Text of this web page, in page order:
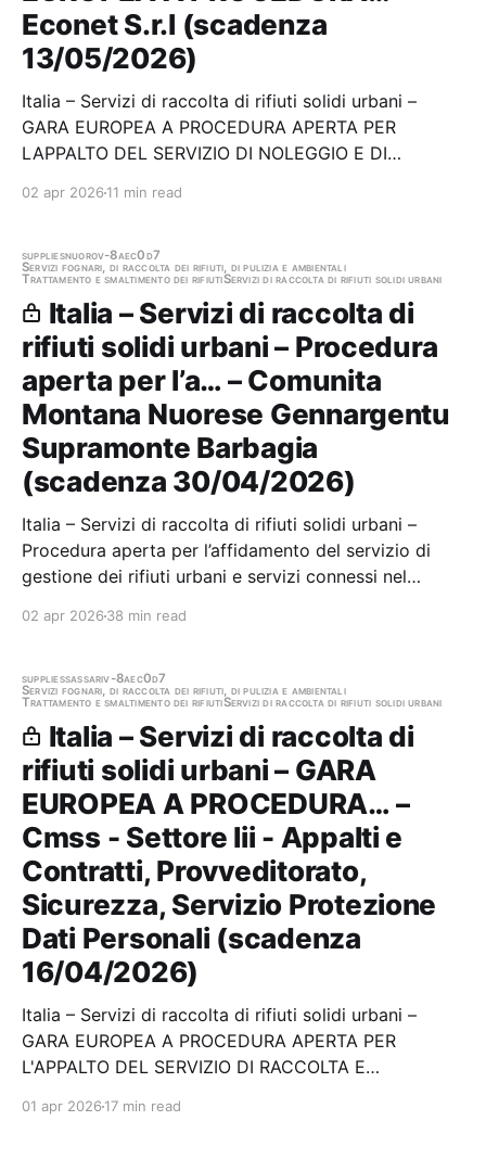
Econet S.r.l (scadenza
13/05/2026)
Italia – Servizi di raccolta di rifiuti solidi urbani –
GARA EUROPEA A PROCEDURA APERTA PER
LAPPALTO DEL SERVIZIO DI NOLEGGIO E DI
RACCOLTA DEL VETRO CODICE EER 15.01.07 OLTRE
SCARRABILI/CONTENITORI IN METALLO PRESSO I
CENTRI DI RACCOLTA DI…
02 apr 2026 11 min read
suppliesnuorov-8aec0d7
Servizi fognari, di raccolta dei rifiuti, di pulizia e ambientali
Trattamento e smaltimento dei rifiutiServizi di raccolta di rifiuti solidi urbani
Italia – Servizi di raccolta di
rifiuti solidi urbani – Procedura
aperta per l’a… – Comunita
Montana Nuorese Gennargentu
Supramonte Barbagia
(scadenza 30/04/2026)
Italia – Servizi di raccolta di rifiuti solidi urbani –
Procedura aperta per l’affidamento del servizio di
gestione dei rifiuti urbani e servizi connessi nel
Roccadoria, Padria, Romana e Villanova Monteleone
02 apr 2026 38 min read
suppliessassariv-8aec0d7
Servizi fognari, di raccolta dei rifiuti, di pulizia e ambientali
Trattamento e smaltimento dei rifiutiServizi di raccolta di rifiuti solidi urbani
Italia – Servizi di raccolta di
rifiuti solidi urbani – GARA
EUROPEA A PROCEDURA… –
Cmss - Settore Iii - Appalti e
Contratti, Provveditorato,
Sicurezza, Servizio Protezione
Dati Personali (scadenza
16/04/2026)
Italia – Servizi di raccolta di rifiuti solidi urbani –
GARA EUROPEA A PROCEDURA APERTA PER
L'APPALTO DEL SERVIZIO DI RACCOLTA E
AI SENSI DEI CRITERI DEL DM DEL 07/04/2025 DEL
01 apr 2026 17 min read